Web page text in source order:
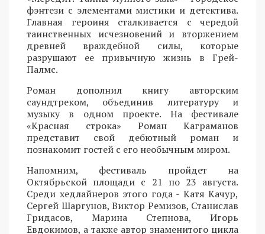
фэнтези с элементами мистики и детектива.
Главная героиня сталкивается с чередой
таинственных исчезновений и вторжением
древней враждебной силы, которые
разрушают ее привычную жизнь в Грей-
Палмс.
Роман дополнил книгу авторским
саундтреком, объединив литературу и
музыку в одном проекте. На фестивале
«Красная строка» Роман Каграманов
представит свой дебютный роман и
познакомит гостей с его необычным миром.
Напомним, фестиваль пройдет на
Октябрьской площади с 21 по 23 августа.
Среди хедлайнеров этого года - Катя Качур,
Сергей Шаргунов, Виктор Ремизов, Станислав
Гридасов, Марина Степнова, Игорь
Евдокимов, а также автор знаменитого цикла